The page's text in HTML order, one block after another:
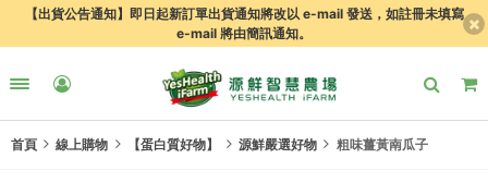
【出貨公告通知】即日起新訂單出貨通知將改以 e-mail 發送，如註冊未填寫
e-mail 將由簡訊通知。
首頁 線上購物 【蛋白質好物】 源鮮嚴選好物 粗味薑黃南瓜子